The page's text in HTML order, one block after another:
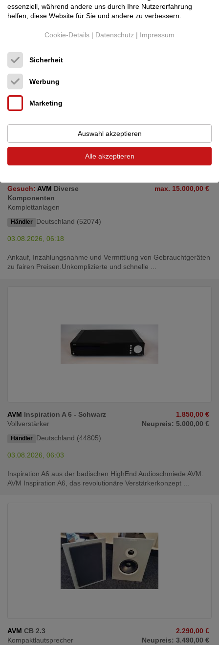
04.08.2026, 06:09
Verkaufe Vorverstärker AVM Ovation PA 8.3 / Vollbestückung /
Top-Zustand / Manual / Metall-FB / OVP; Vorstufe ...
Gesuch: AVM Diverse
Komponenten
Komplettanlagen
Händler Deutschland (52074)
max. 15.000,00 €
03.08.2026, 06:18
Ankauf, Inzahlungsnahme und Vermittlung von Gebrauchtgeräten
zu fairen Preisen.Unkomplizierte und schnelle ...
AVM Inspiration A 6 - Schwarz
Vollverstärker
Händler Deutschland (44805)
1.850,00 €
Neupreis: 5.000,00 €
03.08.2026, 06:03
Inspiration A6 aus der badischen HighEnd Audioschmiede AVM:
AVM Inspiration A6, das revolutionäre Verstärkerkonzept ...
AVM CB 2.3
Kompaktlautsprecher
2.290,00 €
Neupreis: 3.490,00 €
essenziell, während andere uns durch Ihre Nutzererfahrung
helfen, diese Website für Sie und andere zu verbessern.
Cookie-Details | Datenschutz | Impressum
Sicherheit
Werbung
Marketing
Auswahl akzeptieren
Alle akzeptieren